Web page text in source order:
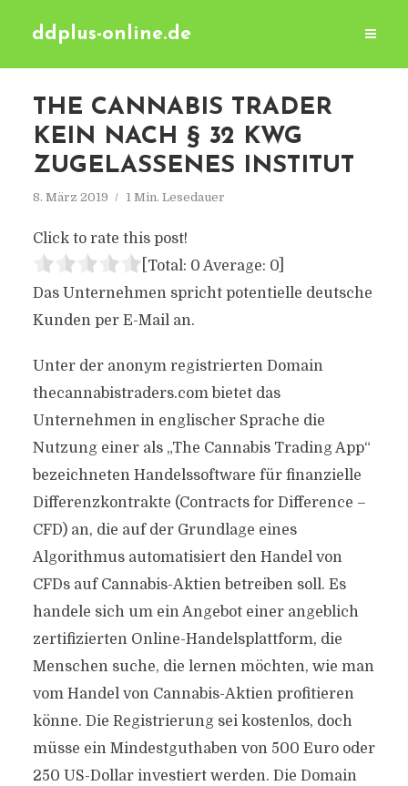
ddplus-online.de
THE CANNABIS TRADER
KEIN NACH § 32 KWG
ZUGELASSENES INSTITUT
8. März 2019 1 Min. Lesedauer
Click to rate this post!
[Total: 0 Average: 0]
Das Unternehmen spricht potentielle deutsche
Kunden per E-Mail an.
Unter der anonym registrierten Domain
thecannabistraders.com bietet das
Unternehmen in englischer Sprache die
Nutzung einer als „The Cannabis Trading App“
bezeichneten Handelssoftware für finanzielle
Differenzkontrakte (Contracts for Difference –
CFD) an, die auf der Grundlage eines
Algorithmus automatisiert den Handel von
CFDs auf Cannabis-Aktien betreiben soll. Es
handele sich um ein Angebot einer angeblich
zertifizierten Online-Handelsplattform, die
Menschen suche, die lernen möchten, wie man
vom Handel von Cannabis-Aktien profitieren
könne. Die Registrierung sei kostenlos, doch
müsse ein Mindestguthaben von 500 Euro oder
250 US-Dollar investiert werden. Die Domain